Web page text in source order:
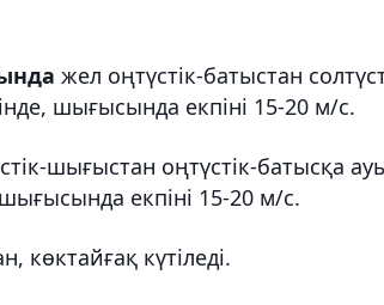
жел оңтүстік-батыстан
шығысында екпіні 15-20 м/с.
шығыстан оңтүстік-батысқа
екпіні 15-20 м/с.
көктайғақ күтіледі.